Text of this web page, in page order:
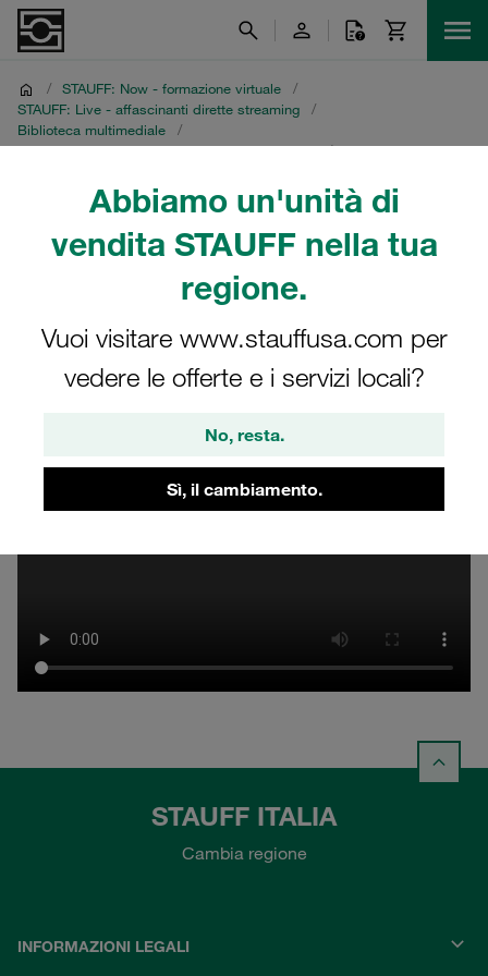
Abbiamo un'unità di
vendita STAUFF nella tua
regione.
Vuoi visitare www.stauffusa.com per
vedere le offerte e i servizi locali?
No, resta.
Sì, il cambiamento.
/ STAUFF: Now - formazione virtuale
/
STAUFF: Live - affascinanti dirette streaming
/
Biblioteca multimediale
/
Parte 2: Risparmiare sui costi con STAUFF Line
/
Registrazione in tedesco
Diretta streaming STAUFF del 5 ottobre 2021
STAUFF ITALIA
Cambia regione
INFORMAZIONI LEGALI